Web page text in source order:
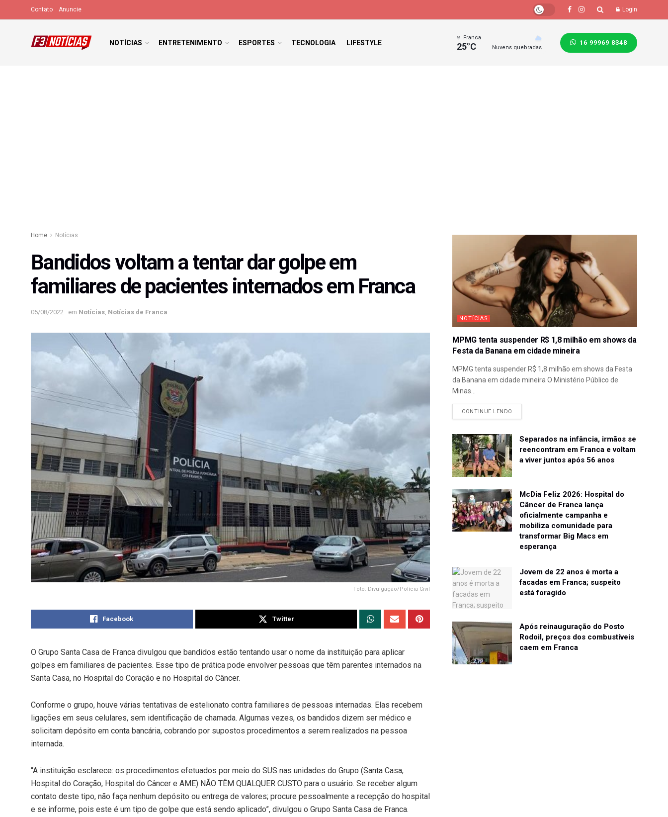
Contato Anuncie Login
NOTÍCIAS ENTRETENIMENTO ESPORTES TECNOLOGIA LIFESTYLE
Franca
25°C Nuvens quebradas
16 99969 8348
Home Notícias
Bandidos voltam a tentar dar golpe em
familiares de pacientes internados em Franca
05/08/2022 em Notícias Notícias de Franca
Foto: Divulgação/Polícia Civil
Facebook Twitter
O Grupo Santa Casa de Franca divulgou que bandidos estão tentando usar o nome da instituição para aplicar
golpes em familiares de pacientes. Esse tipo de prática pode envolver pessoas que têm parentes internados na
Santa Casa, no Hospital do Coração e no Hospital do Câncer.
Conforme o grupo, houve várias tentativas de estelionato contra familiares de pessoas internadas. Elas recebem
ligações em seus celulares, sem identificação de chamada. Algumas vezes, os bandidos dizem ser médico e
solicitam depósito em conta bancária, cobrando por supostos procedimentos a serem realizados na pessoa
internada.
“A instituição esclarece: os procedimentos efetuados por meio do SUS nas unidades do Grupo (Santa Casa,
Hospital do Coração, Hospital do Câncer e AME) NÃO TÊM QUALQUER CUSTO para o usuário. Se receber algum
contato deste tipo, não faça nenhum depósito ou entrega de valores; procure pessoalmente a recepção do hospital
e se informe, pois este é um tipo de golpe que está sendo aplicado”, divulgou o Grupo Santa Casa de Franca.
NOTÍCIAS
MPMG tenta suspender R$ 1,8 milhão em shows da
Festa da Banana em cidade mineira
MPMG tenta suspender R$ 1,8 milhão em shows da Festa
da Banana em cidade mineira O Ministério Público de
Minas...
CONTINUE LENDO
Separados na infância, irmãos se
reencontram em Franca e voltam
a viver juntos após 56 anos
McDia Feliz 2026: Hospital do
Câncer de Franca lança
oficialmente campanha e
mobiliza comunidade para
transformar Big Macs em
esperança
Jovem de 22 anos é morta a
facadas em Franca; suspeito
está foragido
Após reinauguração do Posto
Rodoil, preços dos combustíveis
caem em Franca